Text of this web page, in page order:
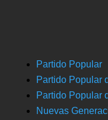
Partido Popular
Partido Popular
Partido Popular
Nuevas